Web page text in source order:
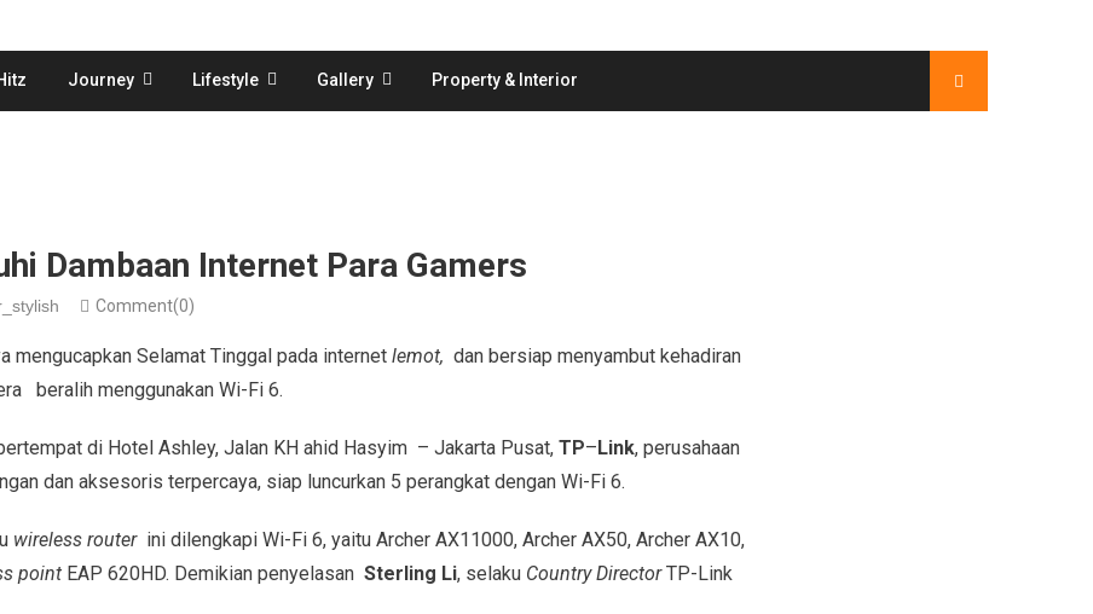
Journey Lifestyle Gallery Property & Interior
Dambaan Internet Para Gamers
Comment(0)
mengucapkan Selamat Tinggal pada internet lemot, dan bersiap menyambut kehadiran
beralih menggunakan Wi-Fi 6.
di Hotel Ashley, Jalan KH ahid Hasyim – Jakarta Pusat, TP–Link, perusahaan
dan aksesoris terpercaya, siap luncurkan 5 perangkat dengan Wi-Fi 6.
wireless routerini dilengkapi Wi-Fi 6, yaitu Archer AX11000, Archer AX50, Archer AX10,
pointEAP 620HD. Demikian penyelasan Sterling Li, selaku Country DirectorTP-Link